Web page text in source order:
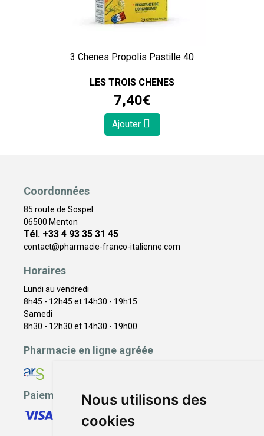
Nous utilisons des
cookies
3 Chenes Propolis Pastille 40
LES TROIS CHENES
7,40€
Ajouter
Coordonnées
85 route de Sospel
06500 Menton
Tél. +33 4 93 35 31 45
contact@pharmacie-franco-italienne.com
Horaires
Lundi au vendredi
8h45 - 12h45 et 14h30 - 19h15
Samedi
8h30 - 12h30 et 14h30 - 19h00
Pharmacie en ligne agréée
Paiement sécurisé